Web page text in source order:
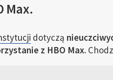
Max.
dotyczą
z HBO Max.